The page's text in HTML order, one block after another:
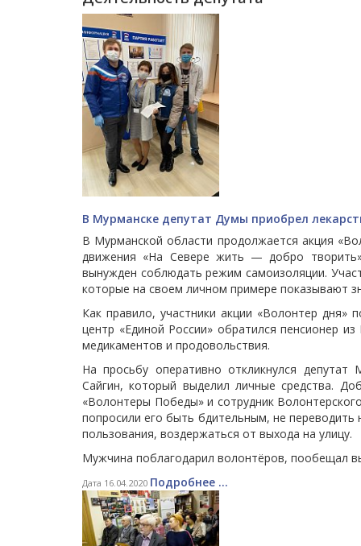
В Мурманске депутат Думы приобрел
В Мурманской области продолжается акция
движения «На Севере жить — добро
вынужден соблюдать режим самоизоляции.
которые на своем личном примере показывают
Как правило, участники акции «Волонтер
центр «Единой России» обратился пенсионер
медикаментов и продовольствия.
На просьбу оперативно откликнулся
Сайгин, который выделил личные средства.
«Волонтеры Победы» и сотрудник
попросили его быть бдительным, не
пользования, воздержаться от выхода на улицу.
Мужчина поблагодарил волонтёров, пообещал
Дата 16.04.2020 Подробнее ...